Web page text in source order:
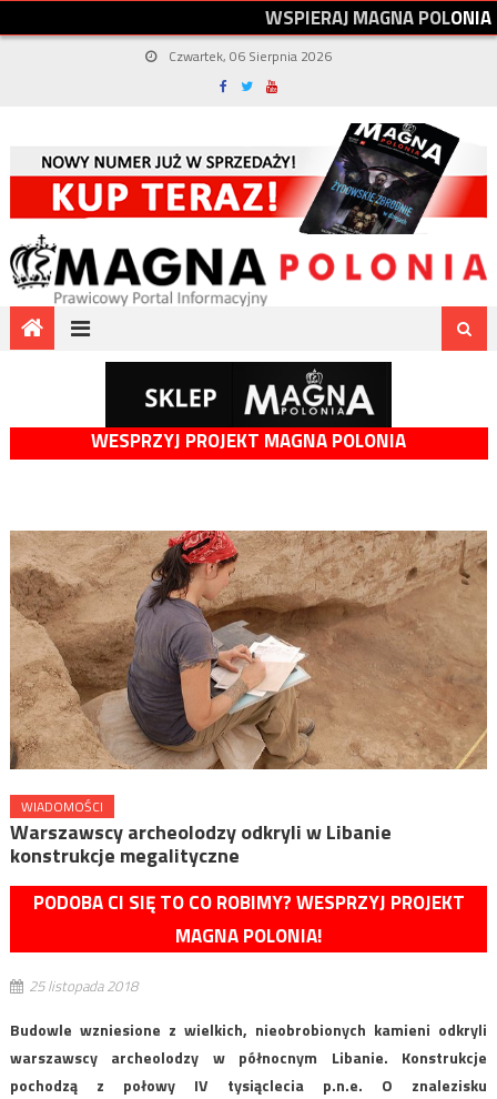
WSPIERAJMAGNAPOLONIA
Czwartek, 06 Sierpnia 2026
WESPRZYJ PROJEKT MAGNA POLONIA
WIADOMOŚCI
Warszawscy archeolodzy odkryli w Libanie
konstrukcje megalityczne
PODOBA CI SIĘ TO CO ROBIMY? WESPRZYJ PROJEKT
MAGNA POLONIA!
25 listopada 2018
Budowle wzniesione z wielkich, nieobrobionych kamieni odkryli
warszawscy archeolodzy w północnym Libanie. Konstrukcje
pochodzą z połowy IV tysiąclecia p.n.e. O znalezisku